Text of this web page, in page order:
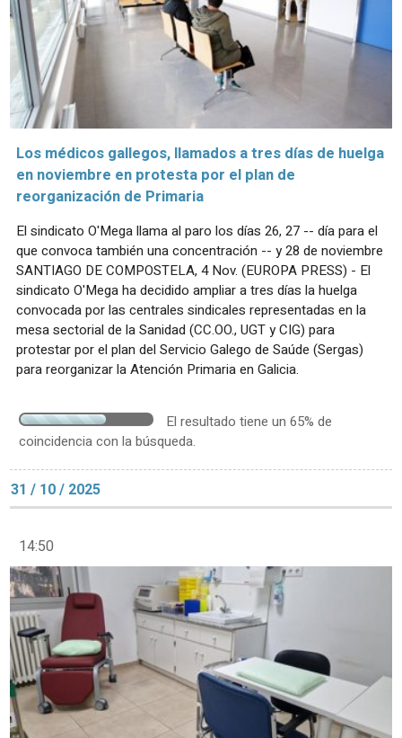
Los médicos gallegos, llamados a tres días de huelga
en noviembre en protesta por el plan de
reorganización de Primaria
El sindicato O'Mega llama al paro los días 26, 27 -- día para el
que convoca también una concentración -- y 28 de noviembre
SANTIAGO DE COMPOSTELA, 4 Nov. (EUROPA PRESS) - El
sindicato O'Mega ha decidido ampliar a tres días la huelga
convocada por las centrales sindicales representadas en la
mesa sectorial de la Sanidad (CC.OO., UGT y CIG) para
protestar por el plan del Servicio Galego de Saúde (Sergas)
para reorganizar la Atención Primaria en Galicia.
El resultado tiene un 65% de
coincidencia con la búsqueda.
31 / 10 / 2025
14:50